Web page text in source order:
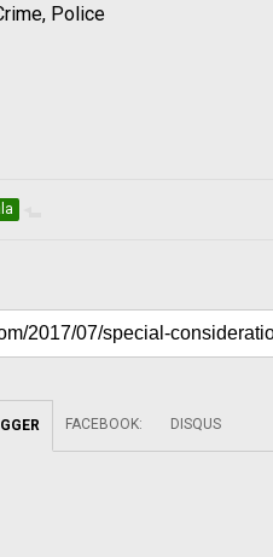
Police
FACEBOOK: DISQUS